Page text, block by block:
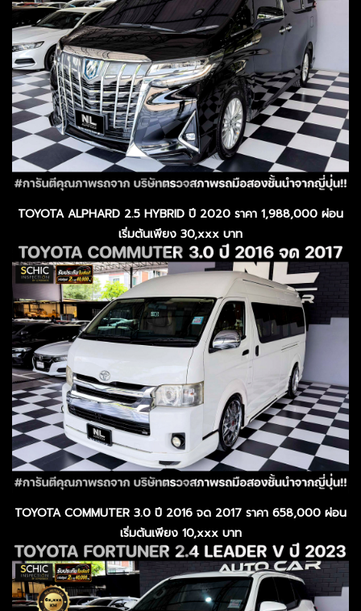
TOYOTA ALPHARD 2.5 HYBRID ปี 2020 ราคา 1,988,000 ผ่อน
เริ่มต้นเพียง 30,xxx บาท
TOYOTA COMMUTER 3.0 ปี 2016 จด 2017 ราคา 658,000 ผ่อน
เริ่มต้นเพียง 10,xxx บาท